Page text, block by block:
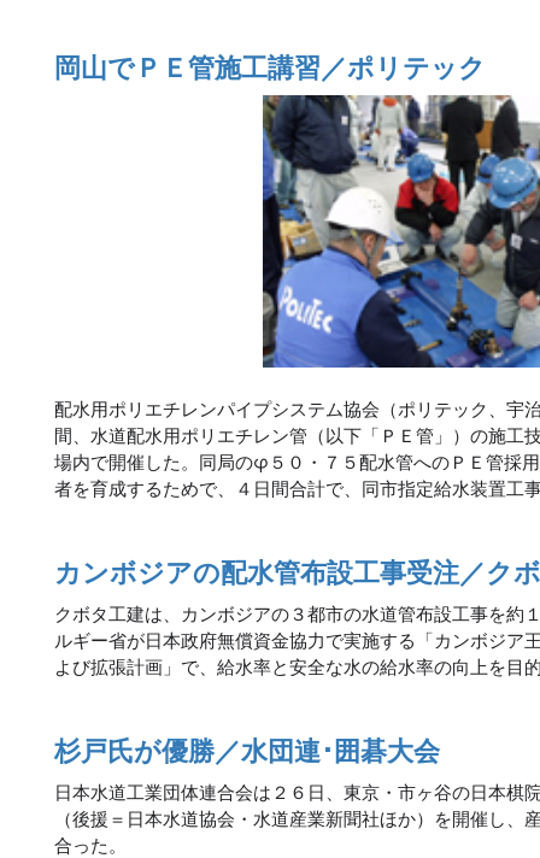
岡山でＰＥ管施工講習／ポリテック
配水用ポリエチレンパイプシステム協会（ポリテック、宇
間、水道配水用ポリエチレン管（以下「ＰＥ管」）の施工
場内で開催した。同局のφ５０・７５配水管へのＰＥ管採
者を育成するためで、４日間合計で、同市指定給水装置工
カンボジアの配水管布設工事受注／ク
クボタ工建は、カンボジアの３都市の水道管布設工事を約
ルギー省が日本政府無償資金協力で実施する「カンボジア
よび拡張計画」で、給水率と安全な水の給水率の向上を目
杉戸氏が優勝／水団連･囲碁大会
日本水道工業団体連合会は２６日、東京・市ヶ谷の日本棋
（後援＝日本水道協会・水道産業新聞社ほか）を開催し
合った。